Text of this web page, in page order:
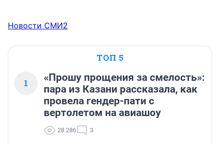
Новости СМИ2
ТОП 5
1
«Прошу прощения за смелость»:
пара из Казани рассказала, как
провела гендер-пати с
вертолетом на авиашоу
28 286 3